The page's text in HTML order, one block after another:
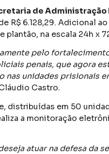
de Administração
R$ 6.128,29. Adicional
plantão, na escala 24h x
pelo
penais, que agora
unidades prisionais
Castro.
distribuídas em 50
a monitoração
atuar na defesa da